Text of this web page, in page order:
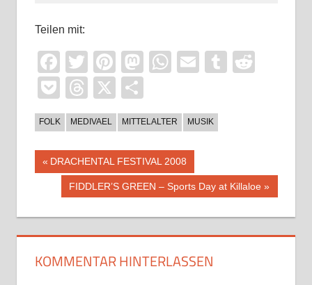
Teilen mit:
Facebook
TwitterPinterest
Mastodon
WhatsApp
EmailTumblr
PocketThreads
X
FOLK MEDIVAEL MITTELALTER MUSIK
Beitragsnavigation
Vorheriger
Beitrag:
DRACHENTAL FESTIVAL 2008
Nächster
FIDDLER’S GREEN – Sports Day at Killaloe
KOMMENTAR HINTERLASSEN